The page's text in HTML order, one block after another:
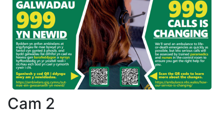
Cam 2